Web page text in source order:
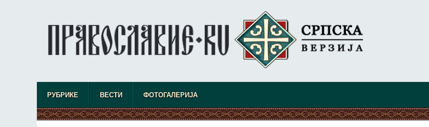
РУБРИКЕ ВЕСТИ ФОТОГАЛЕРИЈА